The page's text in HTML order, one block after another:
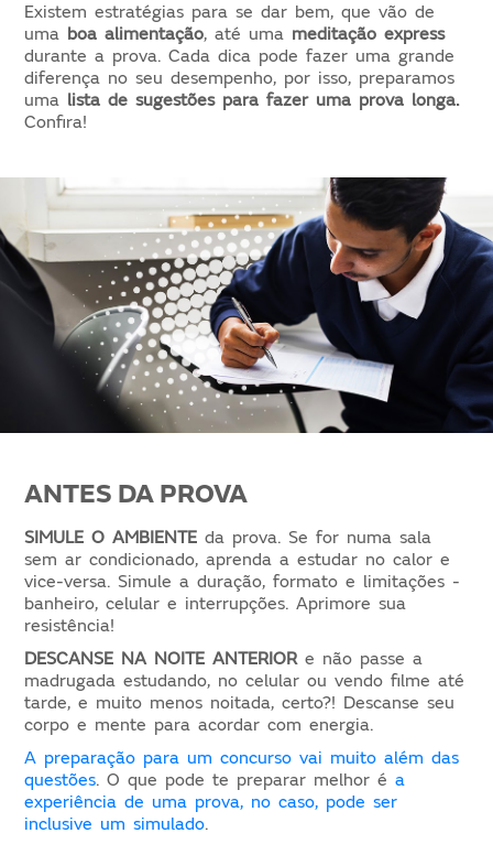
Existem estratégias para se dar bem, que vão de
uma boa alimentação, até uma meditação express
durante a prova. Cada dica pode fazer uma grande
diferença no seu desempenho, por isso, preparamos
uma lista de sugestões para fazer uma prova longa.
Confira!
ANTES DA PROVA
SIMULE O AMBIENTE da prova. Se for numa sala
sem ar condicionado, aprenda a estudar no calor e
vice-versa. Simule a duração, formato e limitações -
banheiro, celular e interrupções. Aprimore sua
resistência!
DESCANSE NA NOITE ANTERIORe não passe a
madrugada estudando, no celular ou vendo filme até
tarde, e muito menos noitada, certo?! Descanse seu
corpo e mente para acordar com energia.
A preparação para um concurso vai muito além das
questões. O que pode te preparar melhor éa
experiência de uma prova, no caso, pode ser
inclusive um simulado.